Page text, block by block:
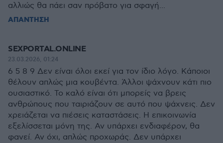
αλλιώς θα πάει σαν πρόβατο για σφαγή...
ΑΠΑΝΤΗΣΗ
SEXPORTAL.ONLINE
23.03.2026, 01:24
6 5 8 9 Δεν είναι όλοι εκεί για τον ίδιο λόγο. Κάποιοι
θέλουν απλώς μια κουβέντα. Άλλοι ψάχνουν κάτι πιο
ουσιαστικό. Το καλό είναι ότι μπορείς να βρεις
ανθρώπους που ταιριάζουν σε αυτό που ψάχνεις. Δεν
χρειάζεται να πιέσεις καταστάσεις. Η επικοινωνία
εξελίσσεται μόνη της. Αν υπάρχει ενδιαφέρον, θα
φανεί. Αν όχι, απλώς προχωράς. Δεν υπάρχει